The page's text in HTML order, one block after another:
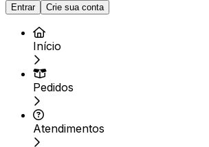
Entrar Crie sua conta
Início
Pedidos
Atendimentos